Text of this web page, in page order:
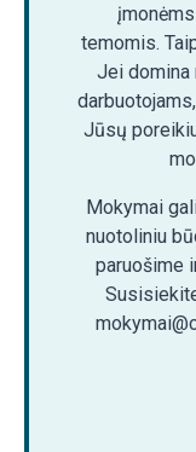
temomis.
Jei domina
Jūsų
Mokymai
nuotoliniu
paruošime